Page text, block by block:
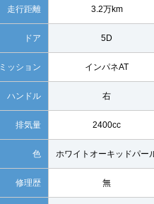
走行距離 3.2万km
ドア 5D
ミッション インパネAT
ハンドル 右
排気量 2400cc
色 ホワイトオーキッドパー
修理歴 無